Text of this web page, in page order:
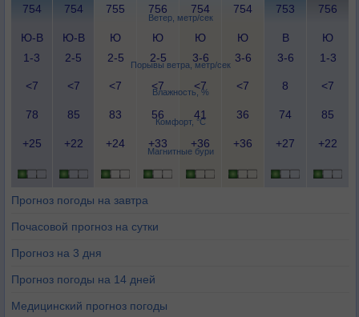
Ветер, метр/сек
Порывы ветра, метр/сек
Влажность, %
Комфорт, °C
Магнитные бури
754 754 755 756 754 754 753 756
Ю-В
1-3
Ю-В
2-5
Ю
2-5
Ю
2-5
Ю
3-6
Ю
3-6
В
3-6
Ю
1-3
<7 <7 <7 <7 <7 <7 8 <7
78 85 83 56 41 36 74 85
+25 +22 +24 +33 +36 +36 +27 +22
Прогноз погоды на завтра
Почасовой прогноз на сутки
Прогноз на 3 дня
Прогноз погоды на 14 дней
Медицинский прогноз погоды